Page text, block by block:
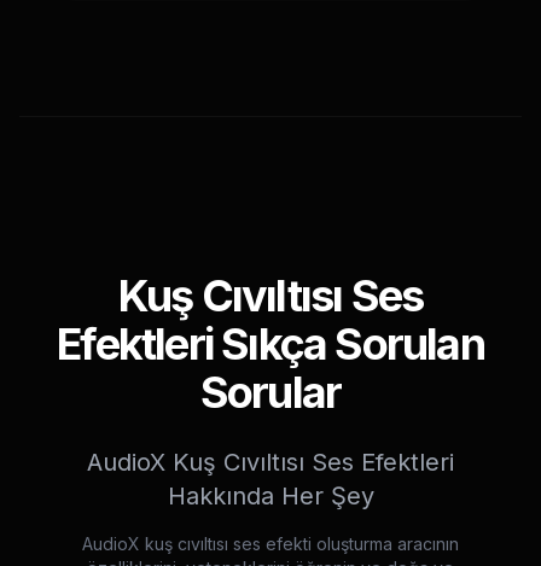
Kuş Cıvıltısı Ses
Efektleri Sıkça Sorulan
Sorular
AudioX Kuş Cıvıltısı Ses Efektleri
Hakkında Her Şey
AudioX kuş cıvıltısı ses efekti oluşturma aracının